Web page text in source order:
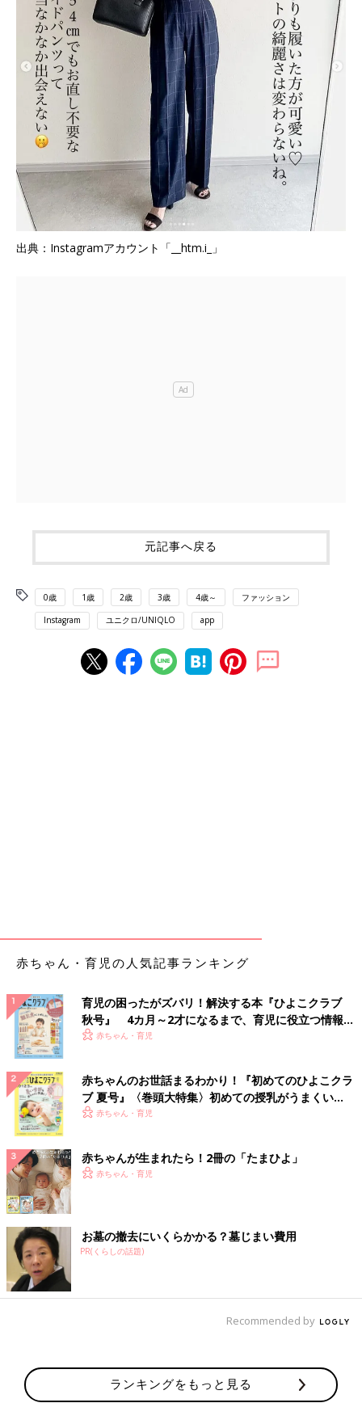
出典：Instagramアカウント「__htm.i_」
元記事へ戻る
0歳 1歳 2歳 3歳 4歳～ ファッション
Instagram ユニクロ/UNIQLO app
赤ちゃん・育児の人気記事ランキング
育児の困ったがズバリ！解決する本『ひよこクラブ
秋号』 4カ月～2才になるまで、育児に役立つ情報が
いっぱい！
赤ちゃん・育児
赤ちゃんのお世話まるわかり！『初めてのひよこクラ
ブ 夏号』〈巻頭大特集〉初めての授乳がうまくい
く！ おっぱい・ミルクの基本と夏のトラブル 解決テ
赤ちゃん・育児
赤ちゃんが生まれたら！2冊の「たまひよ」
赤ちゃん・育児
お墓の撤去にいくらかかる？墓じまい費用
PR(くらしの話題)
Recommended by
ランキングをもっと見る